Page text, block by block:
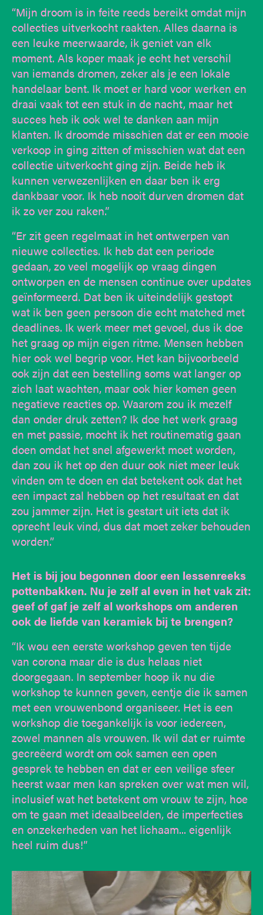
“Mijn droom is in feite reeds bereikt omdat mijn
collecties uitverkocht raakten. Alles daarna is
een leuke meerwaarde, ik geniet van elk
moment. Als koper maak je echt het verschil
van iemands dromen, zeker als je een lokale
handelaar bent. Ik moet er hard voor werken en
draai vaak tot een stuk in de nacht, maar het
succes heb ik ook wel te danken aan mijn
klanten. Ik droomde misschien dat er een mooie
verkoop in ging zitten of misschien wat dat een
collectie uitverkocht ging zijn. Beide heb ik
kunnen verwezenlijken en daar ben ik erg
dankbaar voor. Ik heb nooit durven dromen dat
ik zo ver zou raken.”
“Er zit geen regelmaat in het ontwerpen van
nieuwe collecties. Ik heb dat een periode
gedaan, zo veel mogelijk op vraag dingen
ontworpen en de mensen continue over updates
geïnformeerd. Dat ben ik uiteindelijk gestopt
wat ik ben geen persoon die echt matched met
deadlines. Ik werk meer met gevoel, dus ik doe
het graag op mijn eigen ritme. Mensen hebben
hier ook wel begrip voor. Het kan bijvoorbeeld
ook zijn dat een bestelling soms wat langer op
zich laat wachten, maar ook hier komen geen
negatieve reacties op. Waarom zou ik mezelf
dan onder druk zetten? Ik doe het werk graag
en met passie, mocht ik het routinematig gaan
doen omdat het snel afgewerkt moet worden,
dan zou ik het op den duur ook niet meer leuk
vinden om te doen en dat betekent ook dat het
een impact zal hebben op het resultaat en dat
zou jammer zijn. Het is gestart uit iets dat ik
oprecht leuk vind, dus dat moet zeker behouden
worden.”
Het is bij jou begonnen door een lessenreeks
pottenbakken. Nu je zelf al even in het vak zit:
geef of gaf je zelf al workshops om anderen
ook de liefde van keramiek bij te brengen?
“Ik wou een eerste workshop geven ten tijde
van corona maar die is dus helaas niet
doorgegaan. In september hoop ik nu die
workshop te kunnen geven, eentje die ik samen
met een vrouwenbond organiseer. Het is een
workshop die toegankelijk is voor iedereen,
zowel mannen als vrouwen. Ik wil dat er ruimte
gecreëerd wordt om ook samen een open
gesprek te hebben en dat er een veilige sfeer
heerst waar men kan spreken over wat men wil,
inclusief wat het betekent om vrouw te zijn, hoe
om te gaan met ideaalbeelden, de imperfecties
en onzekerheden van het lichaam... eigenlijk
heel ruim dus!”